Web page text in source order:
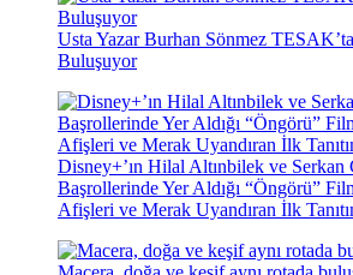
Usta Yazar Burhan Sönmez
Buluşuyor
Disney+’ın Hilal Altınbilek ve Serkan
Başrollerinde Yer Aldığı “Öngörü”
Afişleri ve Merak Uyandıran İlk